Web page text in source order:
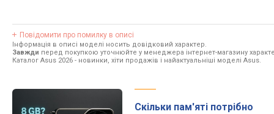
Повідомити про помилку в описі
Інформація в описі моделі носить довідковий характер.
Завжди перед покупкою уточнюйте у менеджера інтернет-магазину
Каталог Asus 2026 - новинки, хіти продажів і найактуальніші моделі Asus.
Скільки пам'яті потрібно